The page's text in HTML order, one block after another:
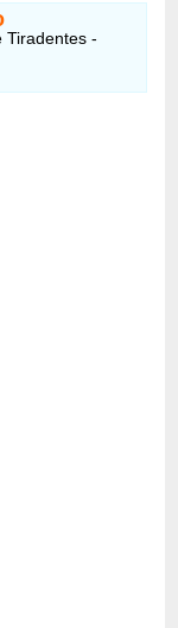
Tiradentes -